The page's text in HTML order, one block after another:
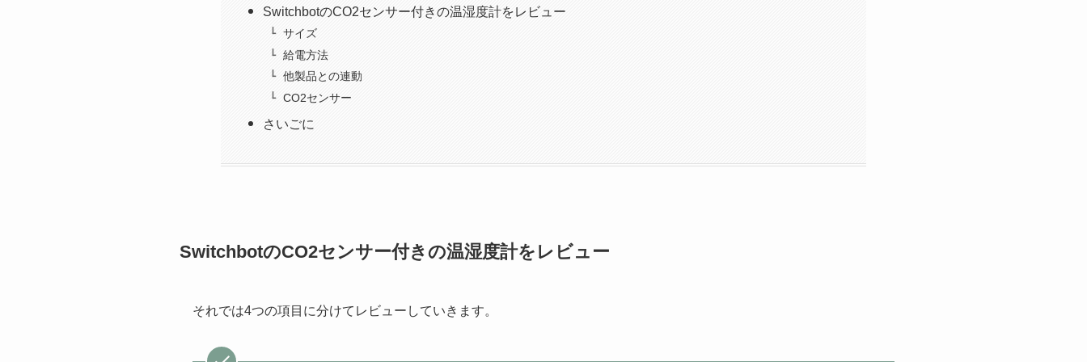
SwitchbotのCO2センサー付きの温湿度計をレビュー
サイズ
給電方法
他製品との連動
CO2センサー
さいごに
SwitchbotのCO2センサー付きの温湿度計をレビュー
それでは4つの項目に分けてレビューしていきます。